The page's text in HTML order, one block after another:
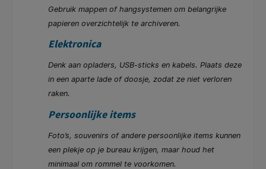
Gebruik mappen of hangsystemen om belangrijke
papieren overzichtelijk te archiveren.
Elektronica
Denk aan opladers, USB-sticks en kabels. Plaats deze
in een aparte lade of doosje, zodat ze niet verloren
raken.
Persoonlijke items
Foto’s, souvenirs of andere persoonlijke items kunnen
een plekje op je bureau krijgen, maar houd het
minimaal om rommel te voorkomen.